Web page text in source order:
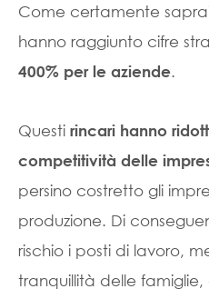
Come certamente
hanno raggiunto cifre
400% per le aziende.
Questi rincari hanno
competitività delle
persino costretto gli
produzione. Di
rischio i posti di lavoro,
tranquillità delle